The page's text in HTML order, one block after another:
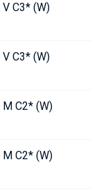
V C3* (W)
V C3* (W)
M C2* (W)
M C2* (W)